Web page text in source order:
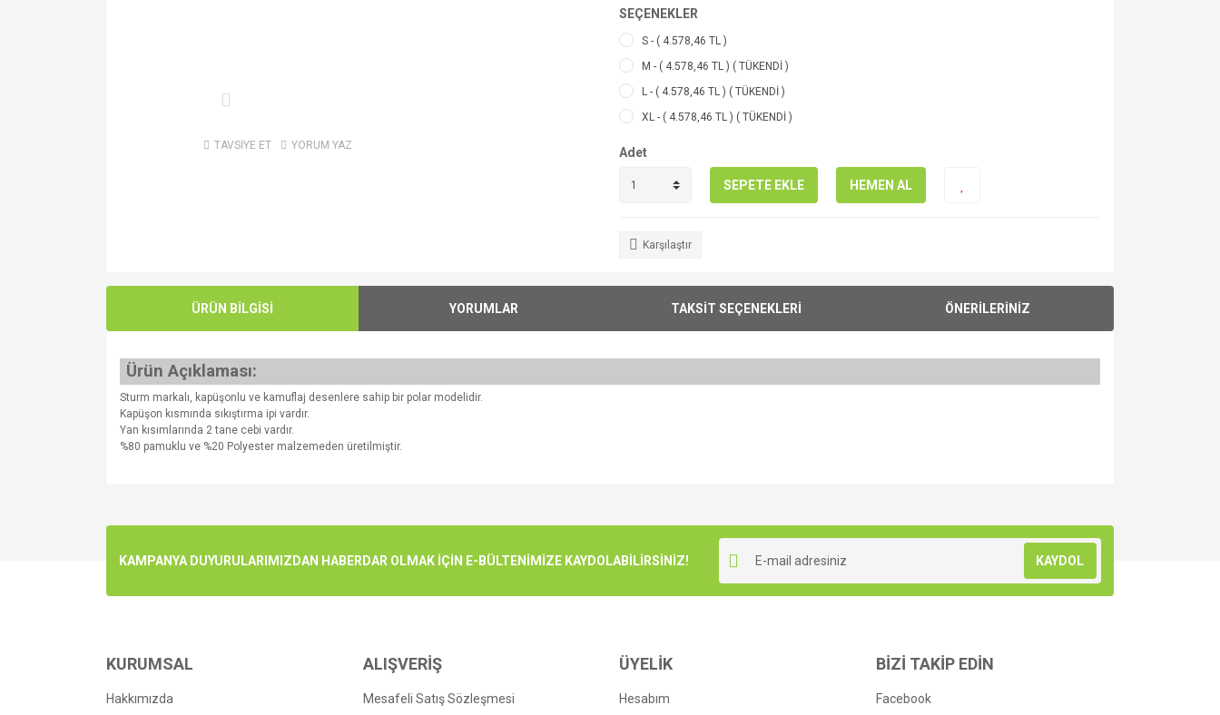
TAVSİYE ET YORUM YAZ
SEÇENEKLER
S - ( 4.578,46 TL )
M - ( 4.578,46 TL ) ( TÜKENDİ )
L - ( 4.578,46 TL ) ( TÜKENDİ )
XL - ( 4.578,46 TL ) ( TÜKENDİ )
Adet
SEPETE EKLE HEMEN AL
Karşılaştır
ÜRÜN BİLGİSİ YORUMLAR TAKSİT SEÇENEKLERİ ÖNERİLERİNİZ
Ürün Açıklaması:
Sturm markalı, kapüşonlu ve kamuflaj desenlere sahip bir polar modelidir.
Kapüşon kısmında sıkıştırma ipi vardır.
Yan kısımlarında 2 tane cebi vardır.
%80 pamuklu ve %20 Polyester malzemeden üretilmiştir.
Ürün resmi kalitesiz, bozuk veya görüntülenemiyor.
Bu ürüne benzer farklı alternatifler olmalı.
KAMPANYA DUYURULARIMIZDAN HABERDAR OLMAK İÇİN E-BÜLTENİMİZE KAYDOLABİLİRSİNİZ! KAYDOL
KURUMSAL
Hakkımızda
ALIŞVERİŞ
Mesafeli Satış Sözleşmesi
ÜYELİK
Hesabım
BİZİ TAKİP EDİN
Facebook